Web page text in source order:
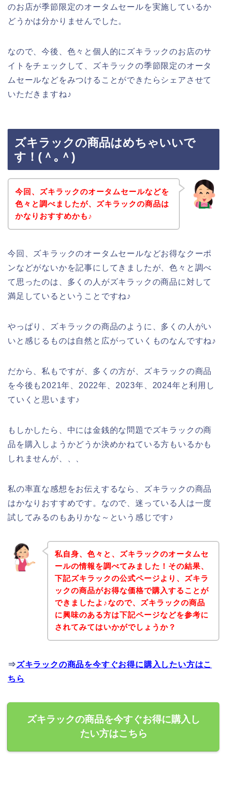
のお店が季節限定のオータムセールを実施しているか
どうかは分かりませんでした。
なので、今後、色々と個人的にズキラックのお店のサ
イトをチェックして、ズキラックの季節限定のオータ
ムセールなどをみつけることができたらシェアさせて
いただきますね♪
ズキラックの商品はめちゃいいで
す！(＾｡＾)
今回、ズキラックのオータムセールなどを
色々と調べましたが、ズキラックの商品は
かなりおすすめかも♪
今回、ズキラックのオータムセールなどお得なクーポ
ンなどがないかを記事にしてきましたが、色々と調べ
て思ったのは、多くの人がズキラックの商品に対して
満足しているということですね♪
やっぱり、ズキラックの商品のように、多くの人がい
いと感じるものは自然と広がっていくものなんですね♪
だから、私もですが、多くの方が、ズキラックの商品
を今後も2021年、2022年、2023年、2024年と利用し
ていくと思います♪
もしかしたら、中には金銭的な問題でズキラックの商
品を購入しようかどうか決めかねている方もいるかも
しれませんが、、、
私の率直な感想をお伝えするなら、ズキラックの商品
はかなりおすすめです。なので、迷っている人は一度
試してみるのもありかな～という感じです♪
私自身、色々と、ズキラックのオータムセ
ールの情報を調べてみました！その結果、
下記ズキラックの公式ページより、ズキラ
ックの商品がお得な価格で購入することが
できましたよ♪なので、ズキラックの商品
に興味のある方は下記ページなどを参考に
されてみてはいかがでしょうか？
⇒ ズキラックの商品を今すぐお得に購入したい方はこ
ちら
ズキラックの商品を今すぐお得に購入し
たい方はこちら